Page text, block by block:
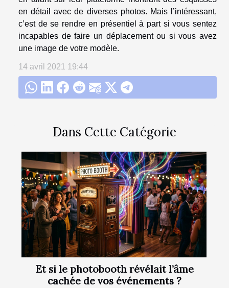
Dans Cette Catégorie
Et si le photobooth révélait l’âme
cachée de vos événements ?
en détail avec de diverses photos. Mais l’intéressant,
c’est de se rendre en présentiel à part si vous sentez
incapables de faire un déplacement ou si vous avez
une image de votre modèle.
14 avril 2021 19:44